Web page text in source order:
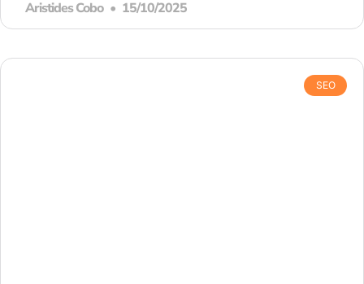
Aristides Cobo 15/10/2025
SEO